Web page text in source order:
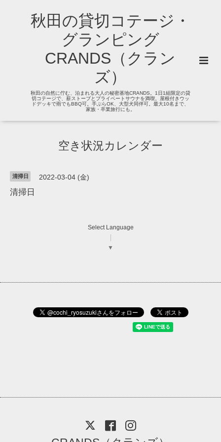
秋田の貸切コテージ・
グランピング
CRANDS（クラン
ズ）
秋田の自然に佇む、泊まれる大人の秘密基地CRANDS。1日1組限定の貸
切コテージで、薪ストーブとプライベートサウナを満喫。屋根付きウッ
ドデッキで雨でもBBQ可。手ぶらOK、大型犬同伴可。最大10名まで、
家族・卒業旅行にも。
空き状況カレンダー
清掃日 2022-03-04 (金)
清掃日
Select Language
▼